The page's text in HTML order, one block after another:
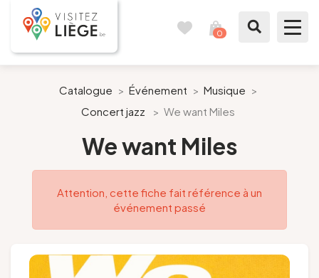
0
Comme un Liégeois
Préparer mon séjour
Nos suggestions
Pays de Liège
Agenda
Catalogue > Événement > Musique >
Concert jazz
> We want Miles
We want Miles
Attention, cette fiche fait référence à un
événement passé